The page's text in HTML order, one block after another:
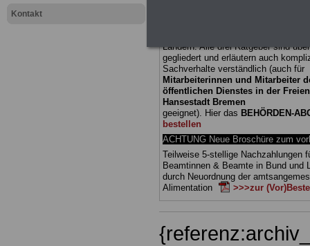
Kontakt
Ländern. Alle drei Ratgeber sind
gegliedert und erläutern auch
Sachverhalte verständlich (auch für
Mitarbeiterinnen und Mitarbeiter
öffentlichen Dienstes in der
Hansestadt Bremen
geeignet). Hier das BEHÖRDEN-
bestellen
ACHTUNG Neue Broschüre zum
Teilweise 5-stellige Nachzahlungen
Beamtinnen & Beamte in Bund und
durch Neuordnung der
Alimentation
>>>zur